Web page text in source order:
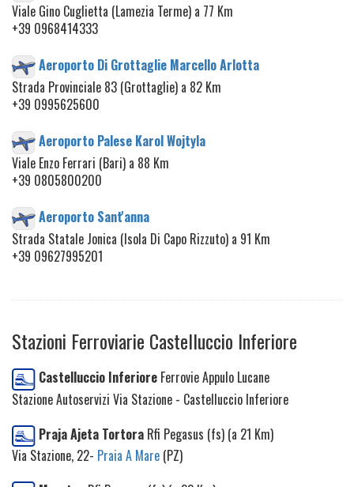
Viale Gino Cuglietta (Lamezia Terme) a 77 Km
+39 0968414333
Aeroporto Di Grottaglie Marcello Arlotta
Strada Provinciale 83 (Grottaglie) a 82 Km
+39 0995625600
Aeroporto Palese Karol Wojtyla
Viale Enzo Ferrari (Bari) a 88 Km
+39 0805800200
Aeroporto Sant'anna
Strada Statale Jonica (Isola Di Capo Rizzuto) a 91 Km
+39 09627995201
Stazioni Ferroviarie Castelluccio Inferiore
Castelluccio Inferiore Ferrovie Appulo Lucane
Stazione Autoservizi Via Stazione - Castelluccio Inferiore
Praja Ajeta Tortora Rfi Pegasus (fs) (a 21 Km)
Via Stazione, 22- Praia A Mare (PZ)